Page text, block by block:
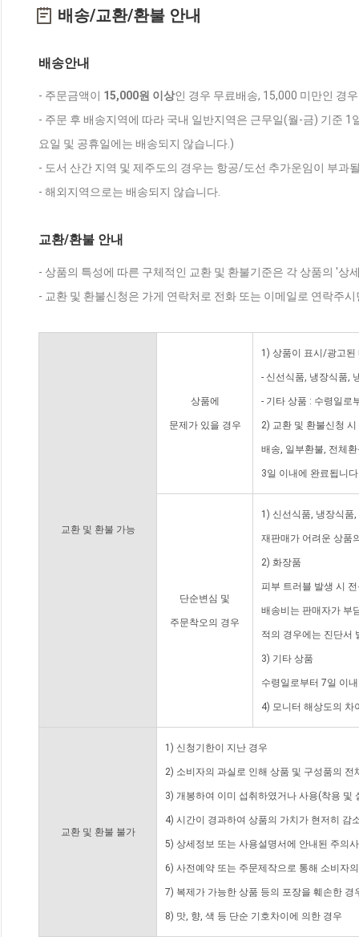
배송/교환/환불 안내
배송안내
- 주문금액이 15,000원 이상인 경우 무료배송, 15,000 미만인 경
- 주문 후 배송지역에 따라 국내 일반지역은 근무일(월-금) 기준
요일 및 공휴일에는 배송되지 않습니다.)
- 도서 산간 지역 및 제주도의 경우는 항공/도선 추가운임이 부과
- 해외지역으로는 배송되지 않습니다.
교환/환불 안내
- 상품의 특성에 따른 구체적인 교환 및 환불기준은 각 상품의 '상
- 교환 및 환불신청은 가게 연락처로 전화 또는 이메일로 연락주
교환 및 환불 가능
상품에
문제가 있을 경우
1) 상품이 표시/광고된
- 신선식품, 냉장식품,
- 기타 상품 : 수령일로
2) 교환 및 환불신청
배송, 일부환불, 전체
3일 이내에 완료됩니
단순변심 및
주문착오의 경우
1) 신선식품, 냉장식품
재판매가 어려운 상품
2) 화장품
피부 트러블 발생 시
배송비는 판매자가 부
적의 경우에는 진단서
3) 기타 상품
수령일로부터 7일 이
4) 모니터 해상도의 차
교환 및 환불 불가
1) 신청기한이 지난 경우
2) 소비자의 과실로 인해 상품 및 구성품의
3) 개봉하여 이미 섭취하였거나 사용(착용 및
4) 시간이 경과하여 상품의 가치가 현저히 감
5) 상세정보 또는 사용설명서에 안내된 주의
6) 사전예약 또는 주문제작으로 통해 소비자
7) 복제가 가능한 상품 등의 포장을 훼손한 경
8) 맛, 향, 색 등 단순 기호차이에 의한 경우